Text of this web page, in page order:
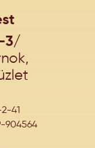
3/
41
904564